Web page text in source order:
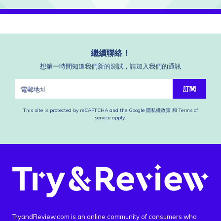
繼續聯絡！
想第一時間知道我們新的測試，請加入我們的通訊
訂閱
This site is protected by reCAPTCHA and the Google 隱私權政策 和 Terms of
service apply.
TryandReview.com is an online community of consumers who